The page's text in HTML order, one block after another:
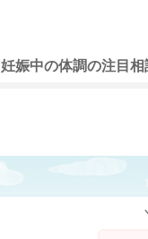
妊娠中の体調の注目相